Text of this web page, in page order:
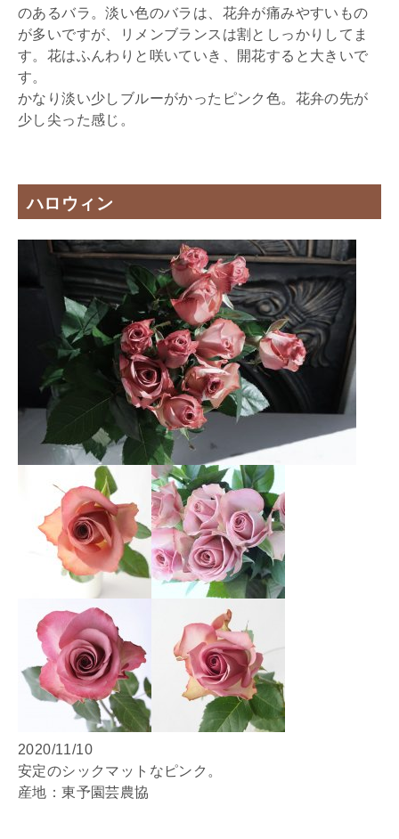
のあるバラ。淡い色のバラは、花弁が痛みやすいもの
が多いですが、リメンブランスは割としっかりしてま
す。花はふんわりと咲いていき、開花すると大きいで
す。
かなり淡い少しブルーがかったピンク色。花弁の先が
少し尖った感じ。
ハロウィン
2020/11/10
安定のシックマットなピンク。
産地：東予園芸農協